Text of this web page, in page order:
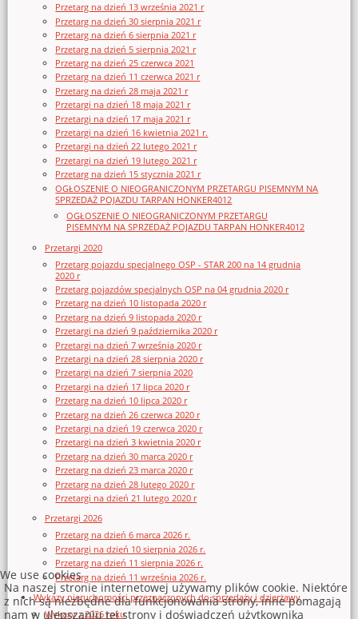
Przetarg na dzień 13 września 2021 r
Przetarg na dzień 30 sierpnia 2021 r
Przetarg na dzień 6 sierpnia 2021 r
Przetarg na dzień 5 sierpnia 2021 r
Przetarg na dzień 25 czerwca 2021
Przetarg na dzień 11 czerwca 2021 r
Przetarg na dzień 28 maja 2021 r
Przetargi na dzień 18 maja 2021 r
Przetargi na dzień 17 maja 2021 r
Przetargi na dzień 16 kwietnia 2021 r.
Przetargi na dzień 22 lutego 2021 r
Przetargi na dzień 19 lutego 2021 r
Przetarg na dzień 15 stycznia 2021 r
OGŁOSZENIE O NIEOGRANICZONYM PRZETARGU PISEMNYM NA
SPRZEDAŻ POJAZDU TARPAN HONKER4012
OGŁOSZENIE O NIEOGRANICZONYM PRZETARGU
PISEMNYM NA SPRZEDAŻ POJAZDU TARPAN HONKER4012
Przetargi 2020
Przetarg pojazdu specjalnego OSP - STAR 200 na 14 grudnia
2020 r
Przetarg pojazdów specjalnych OSP na 04 grudnia 2020 r
Przetarg na dzień 10 listopada 2020 r
Przetarg na dzień 9 listopada 2020 r
Przetargi na dzień 9 października 2020 r
Przetargi na dzień 7 września 2020 r
Przetargi na dzień 28 sierpnia 2020 r
Przetargi na dzień 7 sierpnia 2020
Przetargi na dzień 17 lipca 2020 r
Przetarg na dzień 10 lipca 2020 r
Przetarg na dzień 26 czerwca 2020 r
Przetargi na dzień 19 czerwca 2020 r
Przetargi na dzień 3 kwietnia 2020 r
Przetarg na dzień 30 marca 2020 r
Przetarg na dzień 23 marca 2020 r
Przetarg na dzień 28 lutego 2020 r
Przetargi na dzień 21 lutego 2020 r
Przetargi 2026
Przetarg na dzień 6 marca 2026 r.
Przetargi na dzień 10 sierpnia 2026 r.
Przetarg na dzień 11 sierpnia 2026 r.
Przetarg na dzień 11 września 2026 r.
Wykazy nieruchomości przeznaczonych do sprzedaży i dzierżawy
Wykazy z 2026 roku
We use cookies
Na naszej stronie internetowej używamy plików cookie. Niektóre
z nich są niezbędne dla funkcjonowania strony, inne pomagają
nam w ulepszaniu tej strony i doświadczeń użytkownika